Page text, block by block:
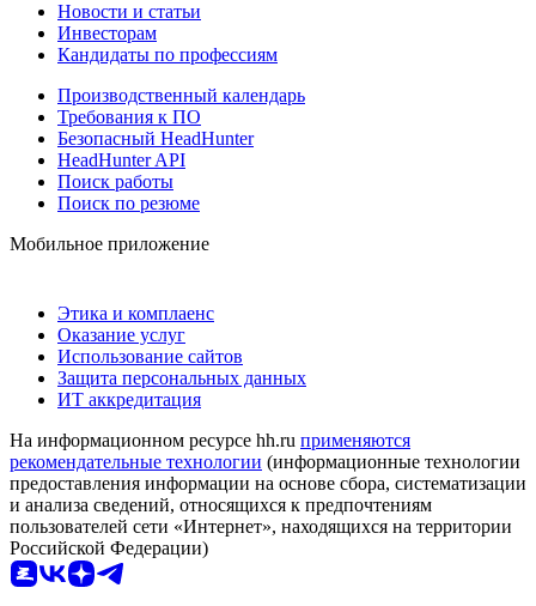
Новости и статьи
Инвесторам
Кандидаты по профессиям
Производственный календарь
Требования к ПО
Безопасный HeadHunter
HeadHunter API
Поиск работы
Поиск по резюме
Мобильное приложение
Этика и комплаенс
Оказание услуг
Использование сайтов
Защита персональных данных
ИТ аккредитация
На информационном ресурсе hh.ru применяются
рекомендательные технологии (информационные технологии
предоставления информации на основе сбора, систематизации
и анализа сведений, относящихся к предпочтениям
пользователей сети «Интернет», находящихся на территории
Российской Федерации)